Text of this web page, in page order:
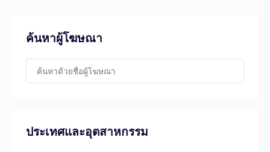
ค้นหาผู้โฆษณา
ประเทศและอุตสาหกรรม